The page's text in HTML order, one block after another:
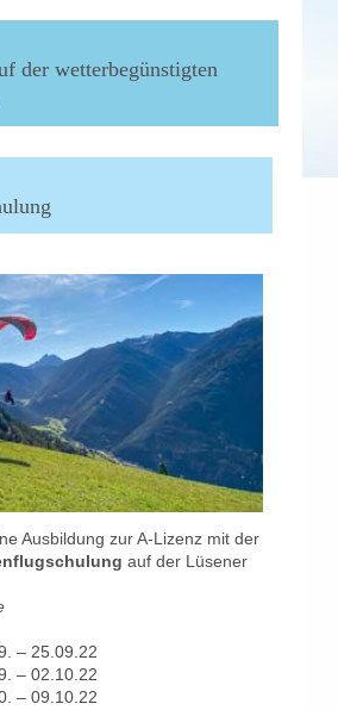
der wetterbegünstigten
Ausbildung zur A-Lizenz mit der
auf der Lüsener
– 25.09.22
– 02.10.22
– 09.10.22